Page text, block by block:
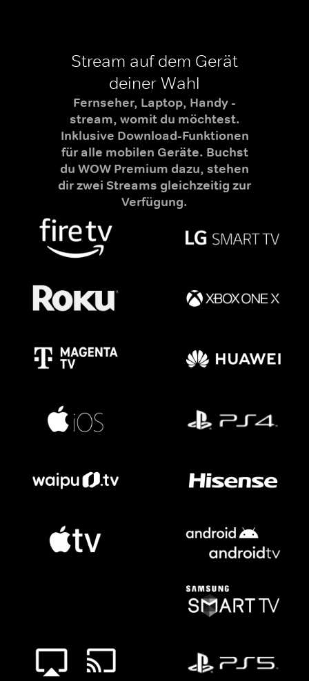
Stream auf dem Gerät
deiner Wahl
Fernseher, Laptop, Handy -
stream, womit du möchtest.
Inklusive Download-Funktionen
für alle mobilen Geräte. Buchst
du WOW Premium dazu, stehen
dir zwei Streams gleichzeitig zur
Verfügung.